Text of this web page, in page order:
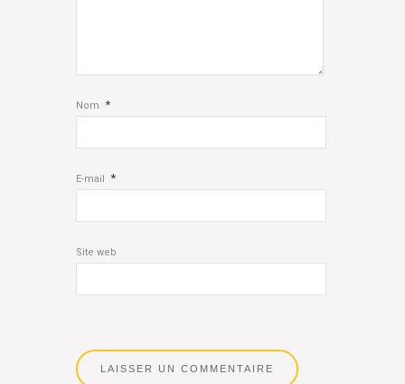
Nom *
E-mail *
Site web